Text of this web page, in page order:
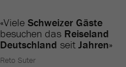
«Viele Schweizer Gäste
besuchen das Reiseland
Deutschland seitJahren»
Reto Suter